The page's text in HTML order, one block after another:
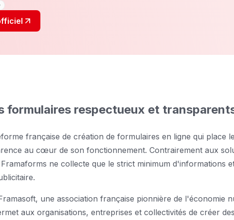
formulaires respectueux et
française de création de formulaires en ligne qui place
au cœur de son fonctionnement. Contrairement aux
ne collecte que le strict minimum d'informations
une association française pionnière de l'économie
aux organisations, entreprises et collectivités de créer